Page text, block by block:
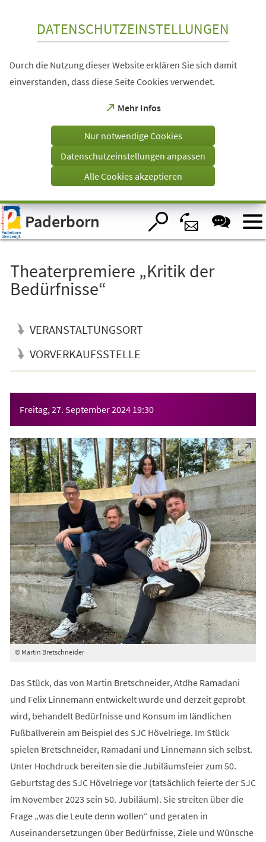
Visuelle
Assistenzsoftware
öffnen.
DATENSCHUTZEINSTELLUNGEN
Durch die Nutzung dieser Website erklären Sie sich damit
einverstanden, dass diese Seite Cookies verwendet.
Mehr Infos
(Öffnet
einem
Tab)
Nur notwendige Cookies
Datenschutzeinstellungen anpassen
Alle Cookies akzeptieren
Paderborn
Theaterpremiere „Kritik der
Bedürfnisse“
VERANSTALTUNGSORT
VORVERKAUFSSTELLE
Freitag, 27. September 2024 19:30
© Martin Bretschneider
Das Stück, das von Martin Bretschneider, Atdhe Ramadani
und Felix Linnemann entwickelt wurde und derzeit geprobt
wird, behandelt Bedürfnisse und Konsum im ländlichen
Fußballverein am Beispiel des SJC Hövelriege. Im Stück
spielen Bretschneider, Ramadani und Linnemann sich selbst.
Unter Hochdruck bereiten sie die Jubiläumsfeier zum 50.
Geburtstag des SJC Hövelriege vor (tatsächlich feierte der SJC
im November 2023 sein 50. Jubiläum). Sie streiten über die
Frage „was die Leute denn wollen“ und geraten in
Auseinandersetzungen über Bedürfnisse, Ziele und Wünsche